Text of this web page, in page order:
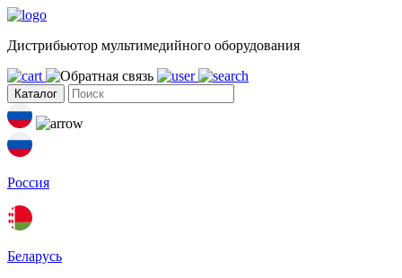
Дистрибьютор мультимедийного оборудования
Каталог
Россия
Беларусь